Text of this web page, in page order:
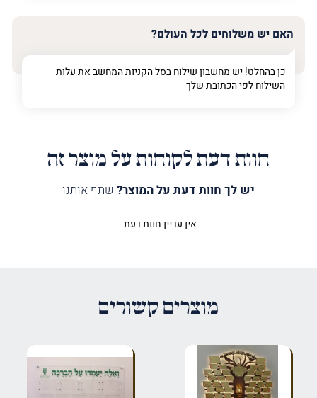
האם יש משלוחים לכל העולם?
כן בהחלט! יש מחשבון שילוח בסל הקניות המחשב את עלות
השילוח לפי הכתובת שלך
חוות דעת לקוחות על מוצר זה
יש לך חוות דעת על המוצר? שתף אותנו
הביקורת שלך*
אין עדיין חוות דעת.
מוצרים קשורים